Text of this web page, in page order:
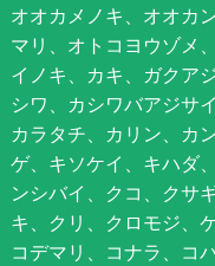
オオカメノキ、オオカ
マリ、オトコヨウゾメ
イノキ、カキ、ガクア
シワ、カシワバアジサ
カラタチ、カリン、カ
ゲ、キソケイ、キハダ
ンシバイ、クコ、クサ
キ、クリ、クロモジ、
コデマリ、コナラ、コ